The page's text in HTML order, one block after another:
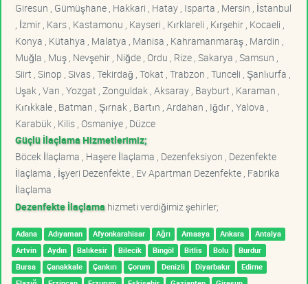
Giresun , Gümüşhane , Hakkari , Hatay , Isparta , Mersin , İstanbul
, İzmir , Kars , Kastamonu , Kayseri , Kırklareli , Kırşehir , Kocaeli ,
Konya , Kütahya , Malatya , Manisa , Kahramanmaraş , Mardin ,
Muğla , Muş , Nevşehir , Niğde , Ordu , Rize , Sakarya , Samsun ,
Siirt , Sinop , Sivas , Tekirdağ , Tokat , Trabzon , Tunceli , Şanlıurfa ,
Uşak , Van , Yozgat , Zonguldak , Aksaray , Bayburt , Karaman ,
Kırıkkale , Batman , Şırnak , Bartın , Ardahan , Iğdır , Yalova ,
Karabük , Kilis , Osmaniye , Düzce
Güçlü İlaçlama Hizmetlerimiz;
Böcek İlaçlama , Haşere İlaçlama , Dezenfeksiyon , Dezenfekte
İlaçlama , İşyeri Dezenfekte , Ev Apartman Dezenfekte , Fabrika
İlaçlama
Dezenfekte İlaçlama hizmeti verdiğimiz şehirler;
Adana Adıyaman Afyonkarahisar Ağrı Amasya Ankara
Antalya
Artvin
Aydın Balıkesir Bilecik Bingöl Bitlis Bolu
Burdur
Bursa
Çanakkale Çankırı Çorum Denizli Diyarbakır
Edirne